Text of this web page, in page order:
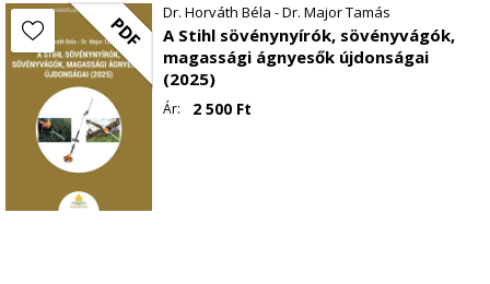
PDF Dr. Horváth Béla - Dr. Major Tamás
A Stihl sövénynyírók, sövényvágók,
magassági ágnyesők újdonságai
(2025)
Ár: 2 500 Ft